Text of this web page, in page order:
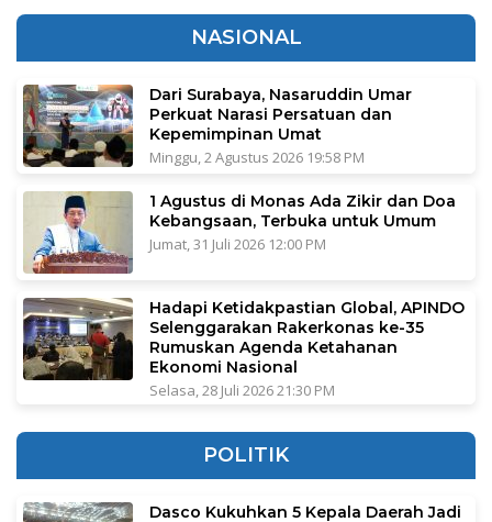
NASIONAL
Dari Surabaya, Nasaruddin Umar
Perkuat Narasi Persatuan dan
Kepemimpinan Umat
Minggu, 2 Agustus 2026 19:58 PM
1 Agustus di Monas Ada Zikir dan Doa
Kebangsaan, Terbuka untuk Umum
Jumat, 31 Juli 2026 12:00 PM
Hadapi Ketidakpastian Global, APINDO
Selenggarakan Rakerkonas ke-35
Rumuskan Agenda Ketahanan
Ekonomi Nasional
Selasa, 28 Juli 2026 21:30 PM
POLITIK
Dasco Kukuhkan 5 Kepala Daerah Jadi